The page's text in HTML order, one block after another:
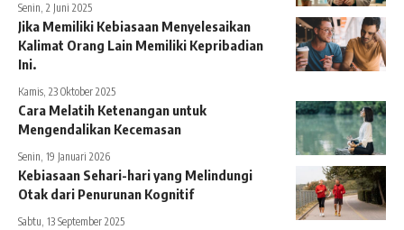
Senin, 2 Juni 2025
Jika Memiliki Kebiasaan Menyelesaikan
Kalimat Orang Lain Memiliki Kepribadian
Ini.
Kamis, 23 Oktober 2025
Cara Melatih Ketenangan untuk
Mengendalikan Kecemasan
Senin, 19 Januari 2026
Kebiasaan Sehari-hari yang Melindungi
Otak dari Penurunan Kognitif
Sabtu, 13 September 2025